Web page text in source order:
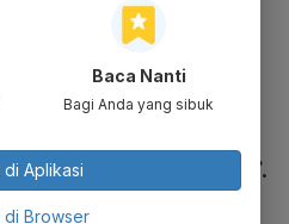
peran sentral
lomba Cerdas
terhubung
bernada kritik seperti
hingga “kompeten”.
Baca Nanti
Bagi Anda yang sibuk
di Aplikasi
di Browser